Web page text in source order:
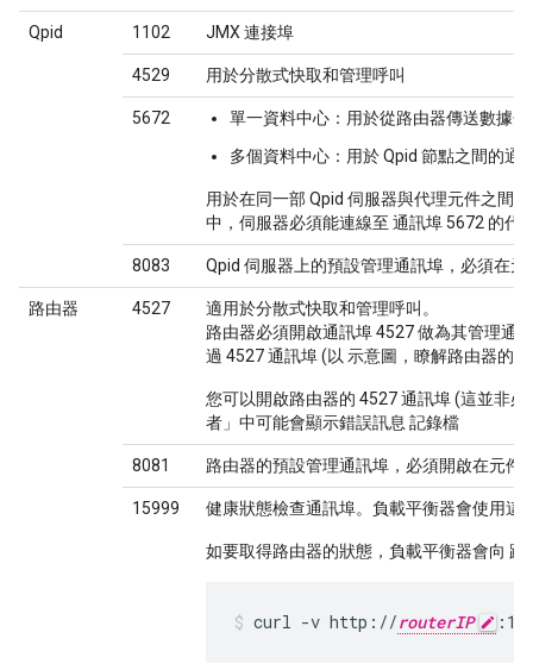
Qpid 1102 JMX 連接埠
4529 用於分散式快取和管理呼叫
5672 單一資料中心 ：用於從路由器傳送數據
多個資料中心 ：用於 Qpid 節點之間的通
用於在同一部 Qpid 伺服器與代理元件之間
中，伺服器必須能連線至 通訊埠 5672 的代
8083 Qpid 伺服器上的預設管理通訊埠，必須在
路由器 4527
適用於分散式快取和管理呼叫。
路由器必須開啟通訊埠 4527 做為其管理通
過 4527 通訊埠 (以 示意圖，瞭解路由器的
您可以開啟路由器的 4527 通訊埠 (這並非必
者」中可能會顯示錯誤訊息 記錄檔
8081 路由器的預設管理通訊埠，必須開啟在元件
15999 健康狀態檢查通訊埠。負載平衡器會使用這
如要取得路由器的狀態，負載平衡器會向 路
curl -v http://routerIP